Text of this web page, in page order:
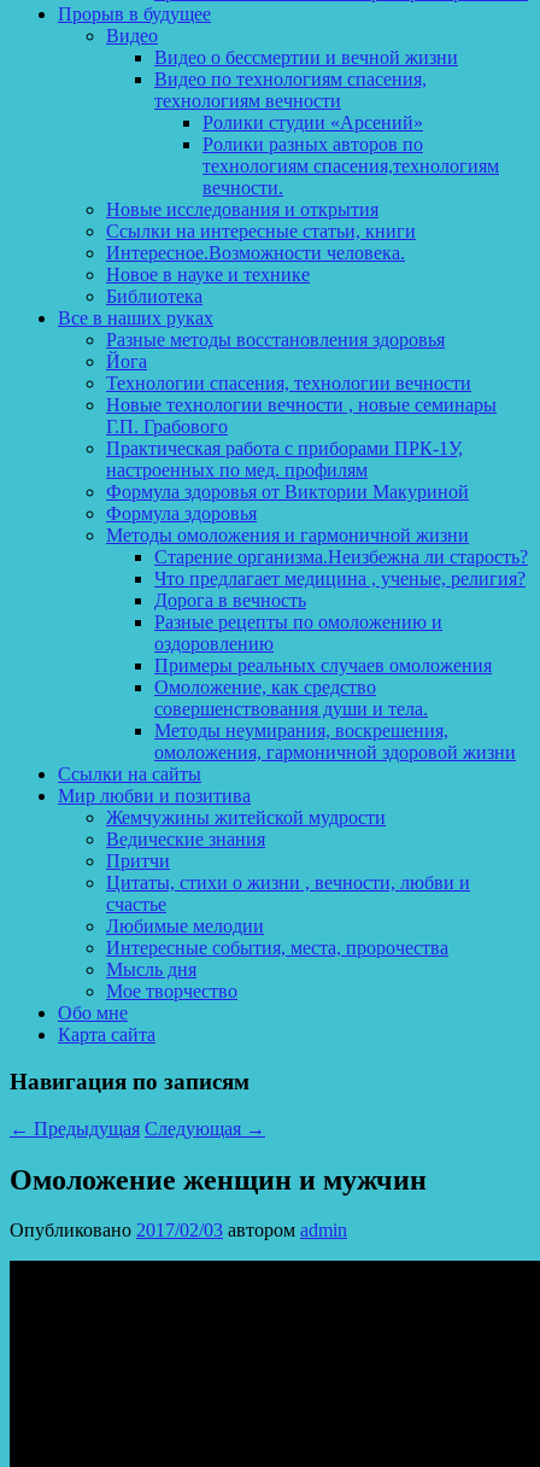
Прорыв в будущее
Видео
Видео о бессмертии и вечной жизни
Видео по технологиям спасения,
технологиям вечности
Ролики студии «Арсений»
Ролики разных авторов по
технологиям спасения,технологиям
вечности.
Новые исследования и открытия
Ссылки на интересные статьи, книги
Интересное.Возможности человека.
Новое в науке и технике
Библиотека
Все в наших руках
Разные методы восстановления здоровья
Йога
Технологии спасения, технологии вечности
Новые технологии вечности , новые семинары
Г.П. Грабового
Практическая работа с приборами ПРК-1У,
настроенных по мед. профилям
Формула здоровья от Виктории Макуриной
Формула здоровья
Методы омоложения и гармоничной жизни
Старение организма.Неизбежна ли старость?
Что предлагает медицина , ученые, религия?
Дорога в вечность
Разные рецепты по омоложению и
оздоровлению
Примеры реальных случаев омоложения
Омоложение, как средство
совершенствования души и тела.
Методы неумирания, воскрешения,
омоложения, гармоничной здоровой жизни
Ссылки на сайты
Мир любви и позитива
Жемчужины житейской мудрости
Ведические знания
Притчи
Цитаты, стихи о жизни , вечности, любви и
счастье
Любимые мелодии
Интересные события, места, пророчества
Мысль дня
Мое творчество
Обо мне
Карта сайта
Навигация по записям
← Предыдущая Следующая →
Омоложение женщин и мужчин
Опубликовано 2017/02/03 автором admin